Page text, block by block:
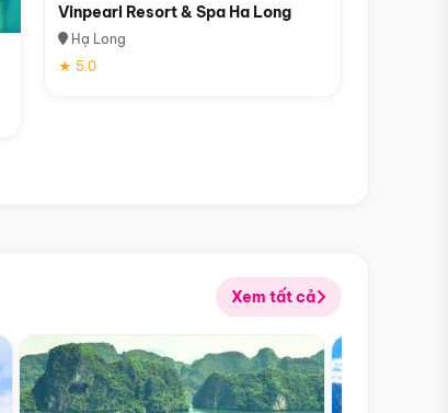
Vinpearl Resort & Spa Ha Long
Hạ Long
★ 5.0
Xem tất cả